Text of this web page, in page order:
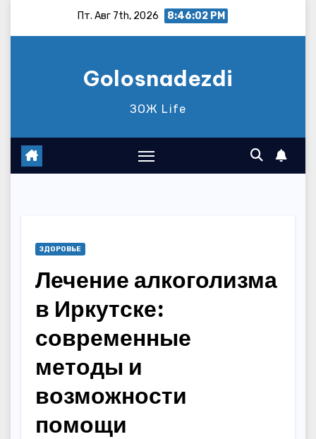
Пт. Авг 7th, 2026 8:46:03 PM
Golosnadezdi
ЗОЖ Life
ЗДОРОВЬЕ
Лечение алкоголизма
в Иркутске:
современные
методы и
возможности
помощи